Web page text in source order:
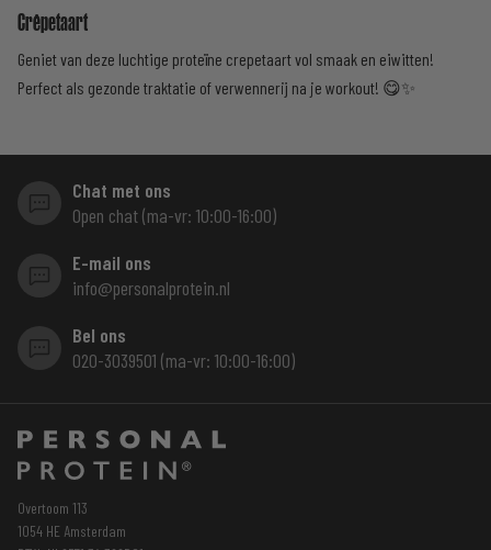
Crêpetaart
Geniet van deze luchtige proteïne crepetaart vol smaak en eiwitten!
Perfect als gezonde traktatie of verwennerij na je workout! 😋✨
Chat met ons
Open chat (ma-vr: 10:00-16:00)
E-mail ons
info@personalprotein.nl
Bel ons
020-3039501 (ma-vr: 10:00-16:00)
Overtoom 113
1054 HE Amsterdam